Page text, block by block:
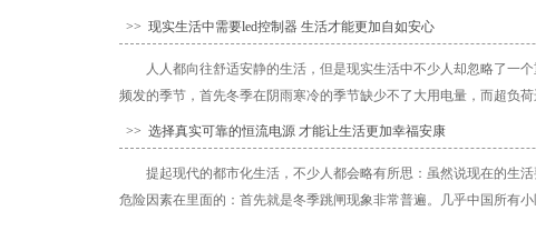
>> 现实生活中需要led控制器 生活才能更加自如安心
人人都向往舒适安静的生活，但是现实生活中不少人却忽略了一
频发的季节，首先冬季在阴雨寒冷的季节缺少不了大用电量，而超负
>> 选择真实可靠的恒流电源 才能让生活更加幸福安康
提起现代的都市化生活，不少人都会略有所思：虽然说现在的生
危险因素在里面的：首先就是冬季跳闸现象非常普遍。几乎中国所有